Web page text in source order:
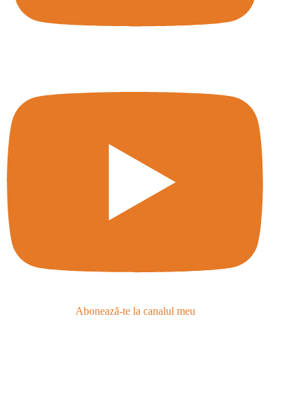
Abonează-te la canalul meu